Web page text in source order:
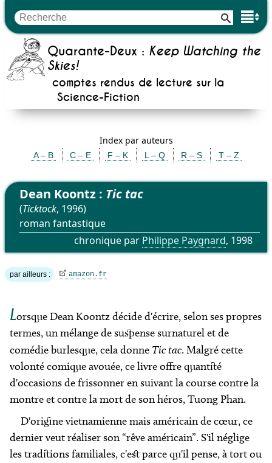
Quarante-Deux : Keep Watching the
Skies!
comptes rendus de lecture sur la
Science-Fiction
Index par auteurs
A – B C – E F – K L – Q R – S T – Z
Dean Koontz : Tic tac
(Ticktock, 1996)
roman fantastique
chronique par Philippe Paygnard, 1998
par ailleurs : amazon.fr
Lorsque Dean Koontz décide d'écrire, selon ses propres
termes, un mélange de suspense surnaturel et de
comédie burlesque, cela donne Tic tac. Malgré cette
volonté comique avouée, ce livre offre quantité
d'occasions de frissonner en suivant la course contre la
montre et contre la mort de son héros, Tuong Phan.
D'origine vietnamienne mais américain de cœur, ce
dernier veut réaliser son “rêve américain”. S'il néglige
les traditions familiales, c'est parce qu'il pense, à tort ou